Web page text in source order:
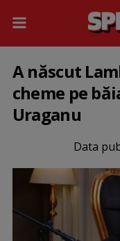
A născut
cheme pe
Uraganu
Data